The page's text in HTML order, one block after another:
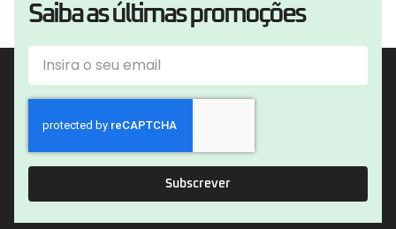
Saiba as últimas promoções
Subscrever